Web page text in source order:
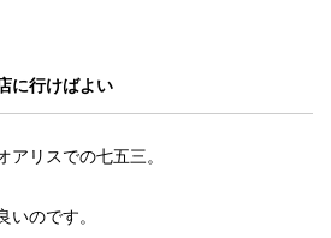
に行けばよい
リスでの七五三。
のです。